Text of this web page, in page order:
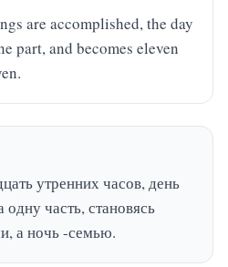
are accomplished, the day
part, and becomes eleven
утренних часов, день
часть, становясь
а ночь -семью.